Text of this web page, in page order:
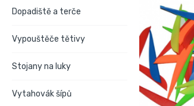
Dopadiště a terče
Vypouštěče tětivy
Stojany na luky
Vytahovák šípů